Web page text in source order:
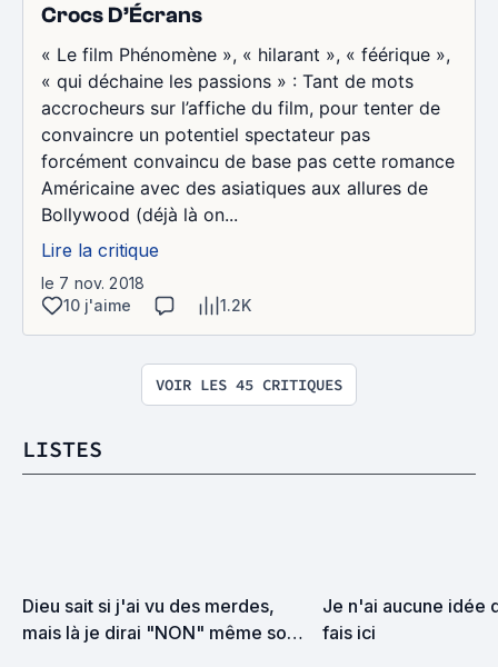
Crocs D’Écrans
« Le film Phénomène », « hilarant », « féérique »,
« qui déchaine les passions » : Tant de mots
accrocheurs sur l’affiche du film, pour tenter de
convaincre un potentiel spectateur pas
forcément convaincu de base pas cette romance
Américaine avec des asiatiques aux allures de
Bollywood (déjà là on...
Lire la critique
le 7 nov. 2018
10 j'aime
1.2K
VOIR LES 45 CRITIQUES
LISTES
Dieu sait si j'ai vu des merdes,
mais là je dirai "NON" même sous
Je n'ai aucune idée
fais ici